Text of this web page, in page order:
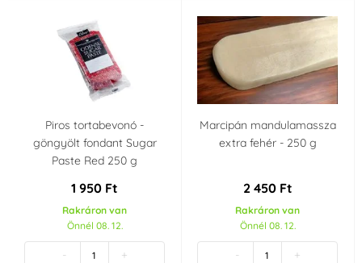
Piros tortabevonó -
göngyölt fondant Sugar
Paste Red 250 g
1 950 Ft
Rakráron van
Önnél 08. 12.
- +
Marcipán mandulamassza
extra fehér - 250 g
2 450 Ft
Rakráron van
Önnél 08. 12.
- +